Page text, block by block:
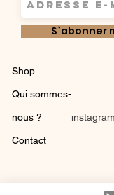
S`abonner
Shop
Qui sommes-
nous ?
Contact
instagram